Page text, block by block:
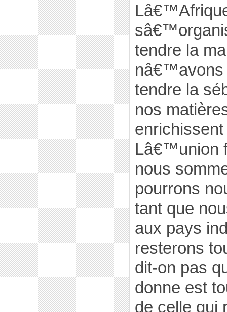
tendre la
nâ€™avons
tendre la
nos
Lâ€™union
nous
pourrons
tant que
aux pays
resterons
dit-on pas
donne est
de celle qui